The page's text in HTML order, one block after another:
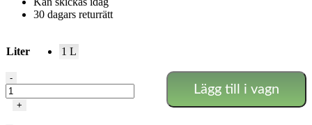
30 dagars returrätt
Liter 1 L
Plagron
13/14
mängd
-
+
Lägg till i vagn